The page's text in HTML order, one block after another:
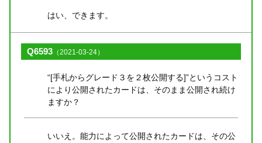
はい、できます。
Q6593 （2021-03-24）
“[手札からグレード３を２枚公開する]”というコスト
により公開されたカードは、そのまま公開され続け
ますか？
いいえ。能力によって公開されたカードは、その公